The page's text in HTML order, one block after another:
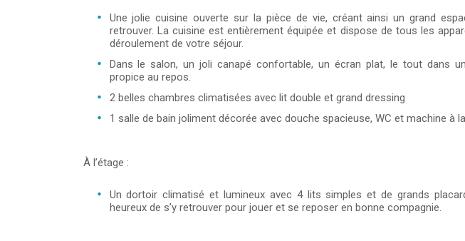
Une jolie cuisine ouverte sur la pièce de vie, créant ainsi un grand
retrouver. La cuisine est entièrement équipée et dispose de tous les
déroulement de votre séjour.
Dans le salon, un joli canapé confortable, un écran plat, le tout dans
propice au repos.
2 belles chambres climatisées avec lit double et grand dressing
1 salle de bain joliment décorée avec douche spacieuse, WC et machine à
À l’étage :
Un dortoir climatisé et lumineux avec 4 lits simples et de grands
heureux de s’y retrouver pour jouer et se reposer en bonne compagnie.